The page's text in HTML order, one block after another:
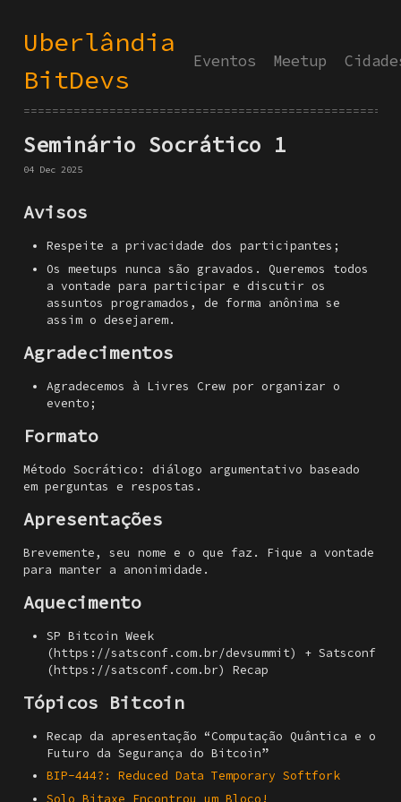
Uberlândia
BitDevs
Eventos Meetup
Seminário Socrático 1
04 Dec 2025
Avisos
Respeite a privacidade dos participantes;
Os meetups nunca são gravados. Queremos todos
a vontade para participar e discutir os
assuntos programados, de forma anônima se
assim o desejarem.
Agradecimentos
Agradecemos à Livres Crew por organizar o
evento;
Formato
Método Socrático: diálogo argumentativo baseado
em perguntas e respostas.
Apresentações
Brevemente, seu nome e o que faz. Fique a vontade
para manter a anonimidade.
Aquecimento
SP Bitcoin Week
(https://satsconf.com.br/devsummit) + Satsconf
(https://satsconf.com.br) Recap
Tópicos Bitcoin
Recap da apresentação “Computação Quântica e o
Futuro da Segurança do Bitcoin”
BIP-444?: Reduced Data Temporary Softfork
Solo Bitaxe Encontrou um Bloco!